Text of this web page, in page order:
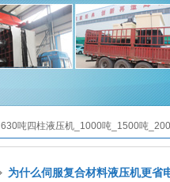
630吨四柱液压机_1000吨_1500吨
为什么伺服复合材料液压机更省